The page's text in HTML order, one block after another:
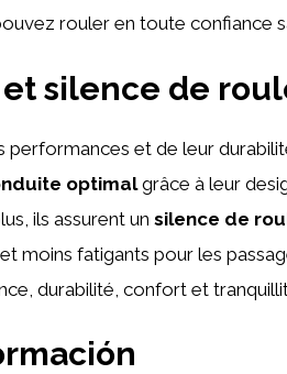
rouler en toute confiance
silence de
performances et de leur
optimalgrâce à leur
ils assurent un silence de
moins fatigants pour les
durabilité, confort et